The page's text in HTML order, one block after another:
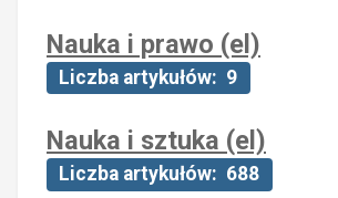
Nauka i prawo (el)
Liczba artykułów: 9
Nauka i sztuka (el)
Liczba artykułów: 688